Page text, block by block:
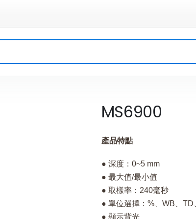
MS6900
產品特點
● 深度：0~5 mm
● 最大值/最小值
● 取樣率：240毫秒
● 單位選擇：%、WB、
● 顯示背光